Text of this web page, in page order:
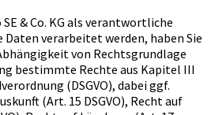
& Co. KG als verantwortliche
verarbeitet werden, haben Sie
von Rechtsgrundlage
bestimmte Rechte aus Kapitel III
(DSGVO), dabei ggf.
(Art. 15 DSGVO), Recht auf